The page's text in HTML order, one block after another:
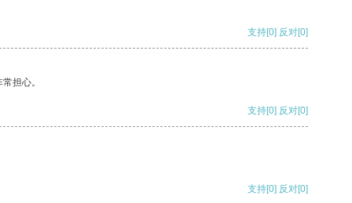
支持[0] 反对[0]
担心。
支持[0] 反对[0]
支持[0] 反对[0]